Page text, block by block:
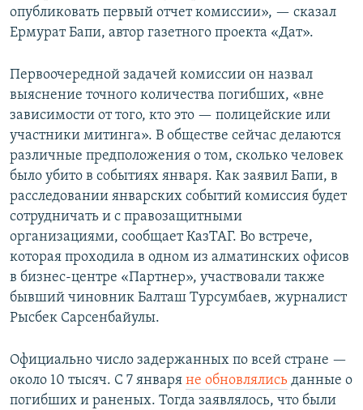
опубликовать первый отчет комиссии», — сказал
Ермурат Бапи, автор газетного проекта «Дат».
Первоочередной задачей комиссии он назвал
выяснение точного количества погибших, «вне
зависимости от того, кто это — полицейские или
участники митинга». В обществе сейчас делаются
различные предположения о том, сколько человек
было убито в событиях января. Как заявил Бапи, в
расследовании январских событий комиссия будет
сотрудничать и с правозащитными
организациями, сообщает КазТАГ. Во встрече,
которая проходила в одном из алматинских офисов
в бизнес-центре «Партнер», участвовали также
бывший чиновник Балташ Турсумбаев, журналист
Рысбек Сарсенбайулы.
Официально число задержанных по всей стране —
около 10 тысяч. С 7 января не обновлялись данные о
погибших и раненых. Тогда заявлялось, что были